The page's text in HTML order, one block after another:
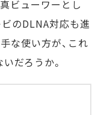
ビューワーとし
のDLNA対応も進
な使い方が、これ
だろうか。